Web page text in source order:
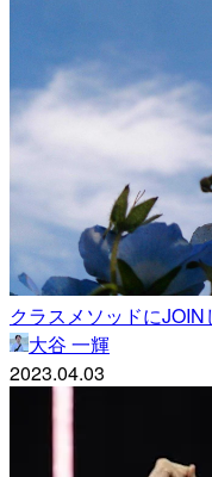
クラスメソッドにJOIN
大谷 一輝
2023.04.03